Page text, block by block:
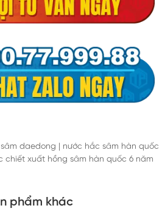
daedong
nước hắc sâm hàn quốc
chiết xuất hồng sâm hàn quốc 6 năm
phẩm khác